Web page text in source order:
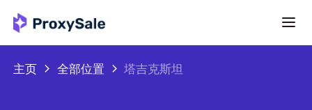
主页 全部位置 塔吉克斯坦